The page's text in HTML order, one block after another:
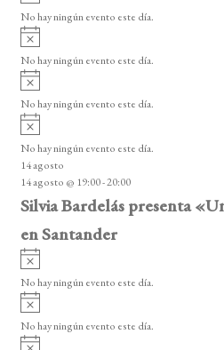
s
o
v
i
o
No hay ningún evento este día.
A
v
i
o
No hay ningún evento este día.
A
v
i
o
No hay ningún evento este día.
A
v
i
s
o
No hay ningún evento este día.
14 agosto
14 agosto @ 19:00-20:00
Silvia Bardelás presenta
en Santander
A
v
i
o
No hay ningún evento este día.
A
v
i
No hay ningún evento este día.
A